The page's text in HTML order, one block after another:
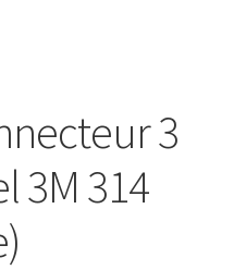
3
3M 314